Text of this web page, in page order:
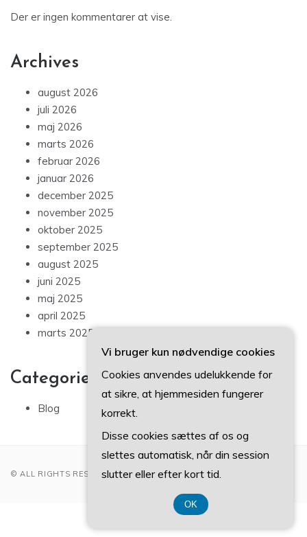
Der er ingen kommentarer at vise.
Archives
august 2026
juli 2026
maj 2026
marts 2026
februar 2026
januar 2026
december 2025
november 2025
oktober 2025
september 2025
august 2025
juni 2025
maj 2025
april 2025
marts 2025
Categories
Blog
© ALL RIGHTS RESERVED 2022
Vi bruger kun nødvendige cookies
Cookies anvendes udelukkende for
at sikre, at hjemmesiden fungerer
korrekt.
Disse cookies sættes af os og
slettes automatisk, når din session
slutter eller efter kort tid.
OK